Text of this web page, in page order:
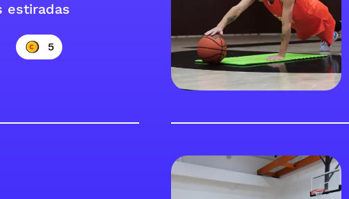
estiradas
5